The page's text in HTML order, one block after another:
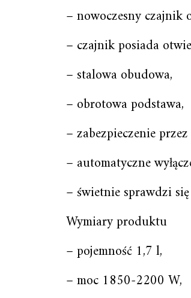
– nowoczesny czajnik
– czajnik posiada
– stalowa obudowa,
– obrotowa podstawa,
– zabezpieczenie
– automatyczne
– świetnie sprawdzi
Wymiary produktu
– pojemność 1,7 l,
– moc 1850-2200 W,